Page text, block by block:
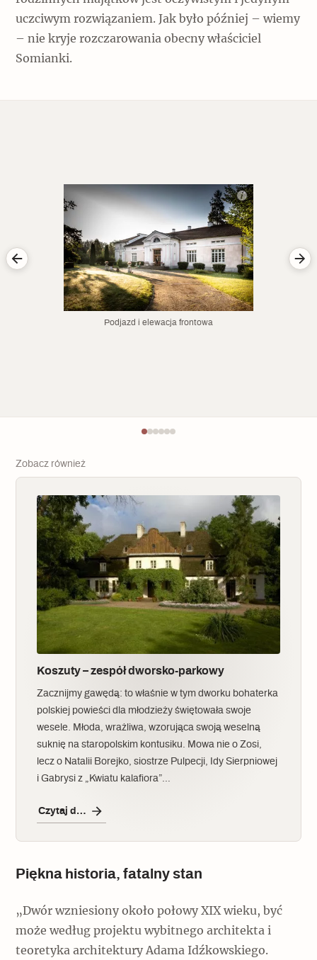
uczciwym rozwiązaniem. Jak było później – wiemy
– nie kryje rozczarowania obecny właściciel
Somianki.
Podjazd i elewacja frontowa
Zobacz również
Koszuty – zespół dworsko-parkowy
Zacznijmy gawędą: to właśnie w tym dworku bohaterka
polskiej powieści dla młodzieży świętowała swoje
wesele. Młoda, wrażliwa, wzorująca swoją weselną
suknię na staropolskim kontusiku. Mowa nie o Zosi,
lecz o Natalii Borejko, siostrze Pulpecji, Idy Sierpniowej
i Gabrysi z „Kwiatu kalafiora”…
Czytaj dalej
Piękna historia, fatalny stan
„Dwór wzniesiony około połowy XIX wieku, być
może według projektu wybitnego architekta i
teoretyka architektury Adama Idźkowskiego.